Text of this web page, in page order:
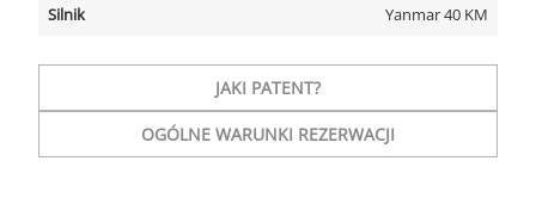
Silnik
Yanmar 40 KM
JAKI PATENT?
OGÓLNE WARUNKI REZERWACJI